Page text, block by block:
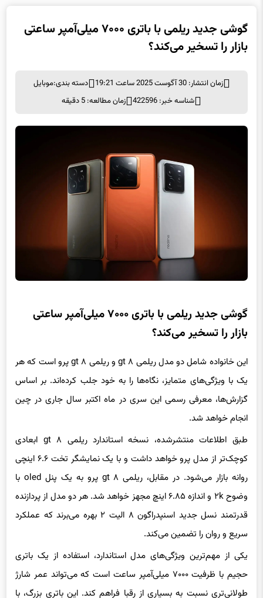
گوشی جدید ریلمی با باتری ۷۰۰۰ میلی‌آمپر ساعتی
بازار را تسخیر می‌کند؟
زمان انتشار: 30 آگوست 2025 ساعت 19:21 دسته بندی:موبايل
شناسه خبر: 422596
زمان مطالعه: 5 دقیقه
گوشی جدید ریلمی با باتری ۷۰۰۰ میلی‌آمپر ساعتی
بازار را تسخیر می‌کند؟
این خانواده شامل دو مدل ریلمی gt ۸ و ریلمی gt ۸ پرو است که هر
یک با ویژگی‌های متمایز، نگاه‌ها را به خود جلب کرده‌اند. بر اساس
گزارش‌ها، معرفی رسمی این سری در ماه اکتبر سال جاری در چین
انجام خواهد شد.
طبق اطلاعات منتشرشده، نسخه استاندارد ریلمی gt ۸ ابعادی
کوچک‌تر از مدل پرو خواهد داشت و با یک نمایشگر تخت ۶.۶ اینچی
روانه بازار می‌شود. در مقابل، ریلمی gt ۸ پرو به یک پنل oled با
وضوح ۲k و اندازه ۶.۸۵ اینچ مجهز خواهد شد. هر دو مدل از پردازنده
قدرتمند نسل جدید اسنپدراگون ۸ الیت ۲ بهره می‌برند که عملکرد
سریع و روان را تضمین می‌کند.
یکی از مهم‌ترین ویژگی‌های مدل استاندارد، استفاده از یک باتری
حجیم با ظرفیت ۷۰۰۰ میلی‌آمپر ساعت است که می‌تواند عمر شارژ
طولانی‌تری نسبت به بسیاری از رقبا فراهم کند. این باتری بزرگ، با